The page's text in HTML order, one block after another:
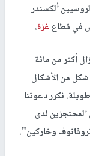
ألكسندر
في قطاعغزة.
أكثر من مائة
من الأشكال
نكرر دعوتنا
لدى
وخاركين".